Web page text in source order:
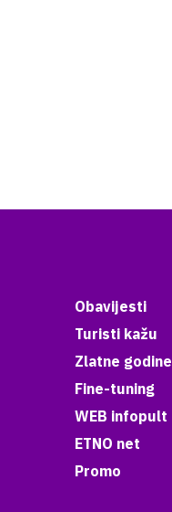
Obavijesti
Turisti kažu
Zlatne godine
Fine-tuning
WEB infopult
ETNO net
Promo